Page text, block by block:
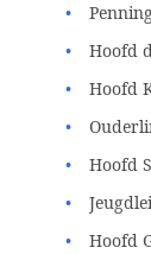
Hoofd
Hoofd
Hoofd
Hoofd